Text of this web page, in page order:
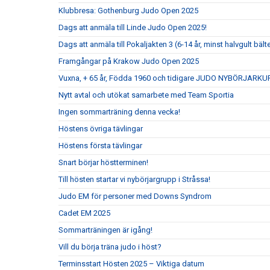
Klubbresa: Gothenburg Judo Open 2025
Dags att anmäla till Linde Judo Open 2025!
Dags att anmäla till Pokaljakten 3 (6-14 år, minst halvgult
Framgångar på Krakow Judo Open 2025
Vuxna, + 65 år, Födda 1960 och tidigare JUDO
Nytt avtal och utökat samarbete med Team Sportia
Ingen sommarträning denna vecka!
Höstens övriga tävlingar
Höstens första tävlingar
Snart börjar höstterminen!
Till hösten startar vi nybörjargrupp i Stråssa!
Judo EM för personer med Downs Syndrom
Cadet EM 2025
Sommarträningen är igång!
Vill du börja träna judo i höst?
Terminsstart Hösten 2025 – Viktiga datum